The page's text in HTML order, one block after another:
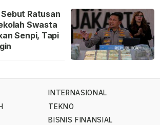
Ratusan
Swasta
Senpi, Tapi
INTERNASIONAL
TEKNO
BISNIS FINANSIAL